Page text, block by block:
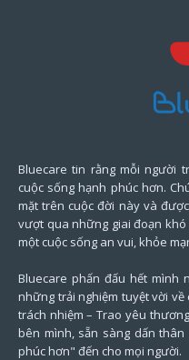
Bluecare tin rằng mỗi người
cuộc sống hạnh phúc hơn.
mặt trên cuộc đời này và
vượt qua những giai đoạn
một cuộc sống an vui, khỏe
Bluecare phấn đấu hết mình
những trải nghiệm tuyệt vời về
trách nhiệm – Trao yêu
bên mình, sẵn sàng dấn
phúc hơn" đến cho mọi người.